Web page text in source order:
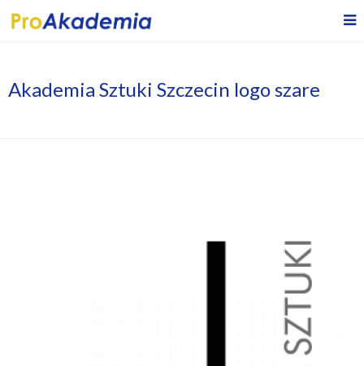
Akademia Sztuki Szczecin logo szare